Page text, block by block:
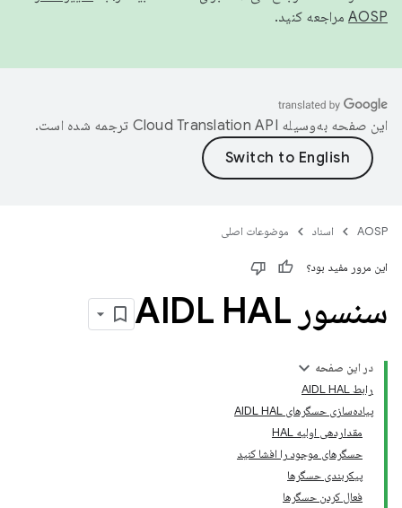
AOSP مراجعه کنید.
این صفحه به‌وسیله ترجمه شده است.
AOSP اسناد موضوعات اصلی
این مرور مفید بود؟
سنسور AIDL HAL
در این صفحه
رابط AIDL HAL
پیاده‌سازی حسگرهای AIDL HAL
مقداردهی اولیه HAL
حسگرهای موجود را افشا کنید
پیکربندی حسگرها
فعال کردن حسگرها